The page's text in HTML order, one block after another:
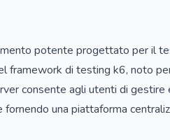
potente progettato per il
framework di testing k6, noto
consente agli utenti di
una piattaforma